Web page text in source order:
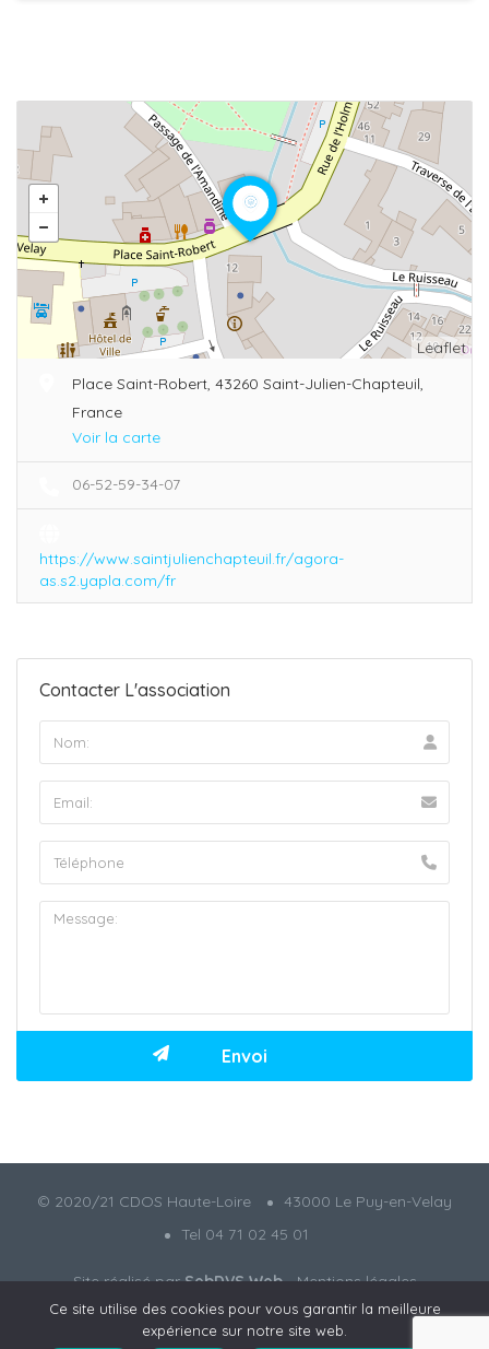
Leaflet
Place Saint-Robert, 43260 Saint-Julien-Chapteuil,
France
Voir la carte
06-52-59-34-07
https://www.saintjulienchapteuil.fr/agora-
as.s2.yapla.com/fr
Contacter L'association
© 2020/21 CDOS Haute-Loire
43000 Le Puy-en-Velay
Tel 04 71 02 45 01
Site réalisé parSebDVS Web-Mentions légales
Ce site utilise des cookies pour vous garantir la meilleure
expérience sur notre site web.